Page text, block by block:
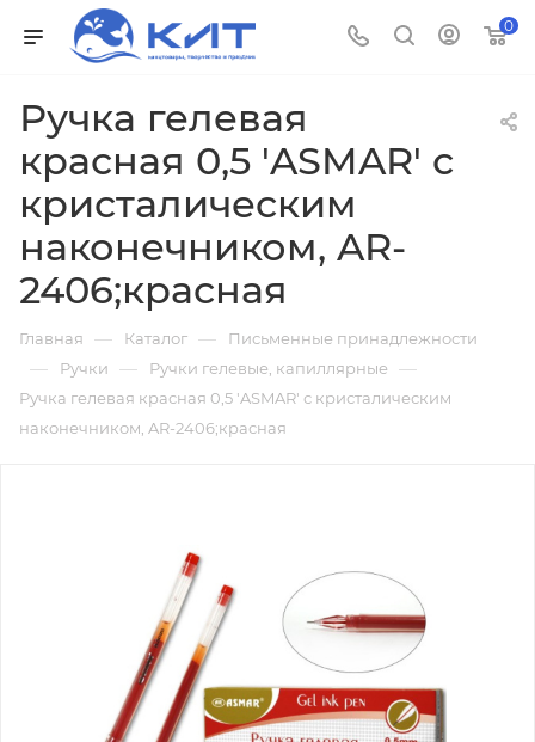
0
Ручка гелевая
красная 0,5 'ASMAR' с
кристалическим
наконечником, AR-
2406;красная
Главная — Каталог — Письменные принадлежности
— Ручки — Ручки гелевые, капиллярные —
Ручка гелевая красная 0,5 'ASMAR' с кристалическим
наконечником, AR-2406;красная